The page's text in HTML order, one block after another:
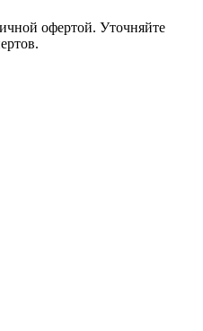
офертой. Уточняйте